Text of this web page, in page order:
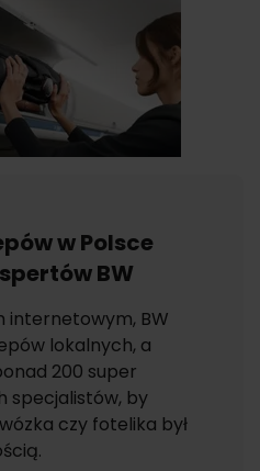
w Polsce
BW
internetowym, BW
lokalnych, a
200 super
specjalistów, by
czy fotelika był